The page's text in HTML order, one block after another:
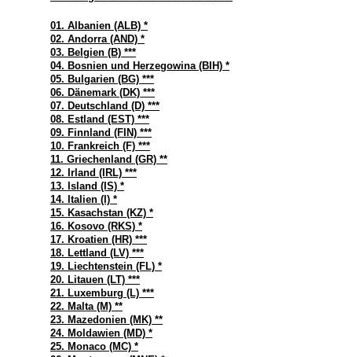
01. Albanien (ALB) *
02. Andorra (AND) *
03. Belgien (B) ***
04. Bosnien und Herzegowina (BIH) *
05. Bulgarien (BG) ***
06. Dänemark (DK) ***
07. Deutschland (D) ***
08. Estland (EST) ***
09. Finnland (FIN) ***
10. Frankreich (F) ***
11. Griechenland (GR) **
12. Irland (IRL) ***
13. Island (IS) *
14. Italien (I) *
15. Kasachstan (KZ) *
16. Kosovo (RKS) *
17. Kroatien (HR) ***
18. Lettland (LV) ***
19. Liechtenstein (FL) *
20. Litauen (LT) ***
21. Luxemburg (L) ***
22. Malta (M) **
23. Mazedonien (MK) **
24. Moldawien (MD) *
25. Monaco (MC) *